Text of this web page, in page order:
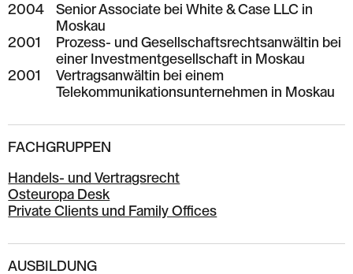
2004
Senior Associate bei White & Case LLC in
Moskau
2001
Prozess- und Gesellschaftsrechtsanwältin bei
einer Investmentgesellschaft in Moskau
2001
Vertragsanwältin bei einem
Telekommunikationsunternehmen in Moskau
FACHGRUPPEN
Handels- und Vertragsrecht
Osteuropa Desk
Private Clients und Family Offices
AUSBILDUNG